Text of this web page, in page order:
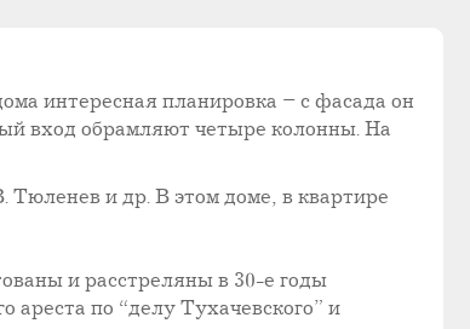
интересная планировка – с фасада он
вход обрамляют четыре колонны. На
и др. В этом доме, в квартире
и расстреляны в 30-е годы
ареста по “делу Тухачевского” и